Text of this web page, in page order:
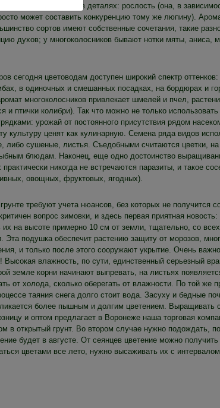
скорее в деталях: рослость (она, в
может составить конкуренцию тому же люпину).
сортов имеют собственные сочетания, такие
духов; у многоколосников бывают нотки мяты, аниса,
сегодня цветоводам доступен широкий спектр оттенков:
в одиночных и смешанных посадках, на бордюрах и
многоколосников привлекает шмелей и пчел,
птички колибри). Так что можно не только использовать
урожай от постоянного присутствия рядом
культуру ценят как кулинарную. Семена ряда видов
либо сушеные, листья. Съедобными считаются цветки,
блюдам. Наконец, еще одно достоинство
никогда не встречаются паразиты, и такое
овощных, фруктовых, ягодных).
требуют учета нюансов, без которых не получится
вопрос зимовки, и здесь первая приятная новость:
на высоте примерно 10 см от земли, тщательно, со всех
подушка обеспечит растению защиту от морозов,
и только после этого сооружают укрытие. Очень
влажность, по сути, единственный серьезный
земле корни начинают выпревать, на листьях
от холода, сколько оберегать от влажности. По той же
таяния снега долго стоит вода. Засуху и бедные
более пышным и долгим цветением. Выращивать
и оптом предлагает в Воронеже наша торговая
в открытый грунт. Во втором случае нужно подождать,
будет в августе. От сеянцев цветение можно
цветами все лето, нужно высаживать их с